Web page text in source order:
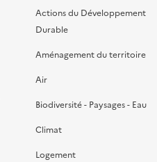
Actions du Développement
Durable
Aménagement du territoire
Air
Biodiversité - Paysages - Eau
Climat
Logement